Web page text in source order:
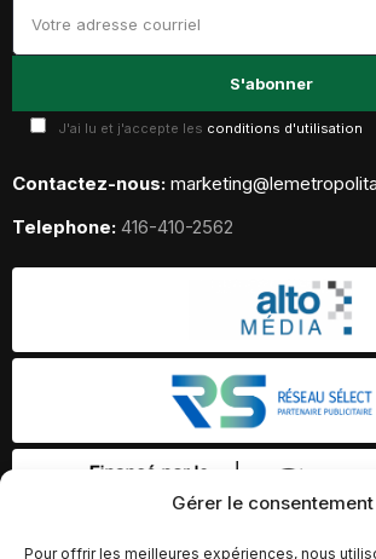
Gérer le consentement
Pour offrir les meilleures expériences, nous
J'ai lu et j'accepte les conditions d'utilisation
Contactez-nous:
Telephone: 416-410-2562